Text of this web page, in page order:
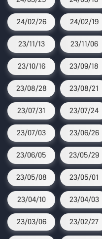
24/02/26 24/02/19
23/11/13 23/11/06
23/10/16 23/09/18
23/08/28 23/08/21
23/07/31 23/07/24
23/07/03 23/06/26
23/06/05 23/05/29
23/05/08 23/05/01
23/04/10 23/04/03
23/03/06 23/02/27